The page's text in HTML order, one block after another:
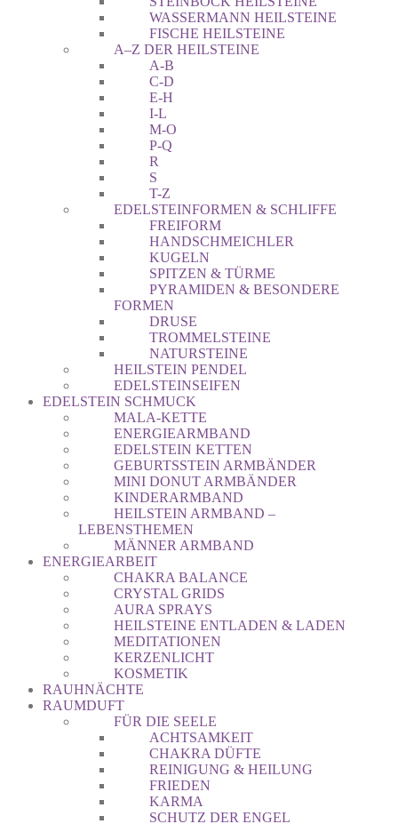
WASSERMANN HEILSTEINE
FISCHE HEILSTEINE
A–Z DER HEILSTEINE
A-B
C-D
E-H
I-L
M-O
P-Q
R
S
T-Z
EDELSTEINFORMEN & SCHLIFFE
FREIFORM
HANDSCHMEICHLER
KUGELN
SPITZEN & TÜRME
PYRAMIDEN & BESONDERE
FORMEN
DRUSE
TROMMELSTEINE
NATURSTEINE
HEILSTEIN PENDEL
EDELSTEINSEIFEN
EDELSTEIN SCHMUCK
MALA-KETTE
ENERGIEARMBAND
EDELSTEIN KETTEN
GEBURTSSTEIN ARMBÄNDER
MINI DONUT ARMBÄNDER
KINDERARMBAND
HEILSTEIN ARMBAND –
LEBENSTHEMEN
MÄNNER ARMBAND
ENERGIEARBEIT
CHAKRA BALANCE
CRYSTAL GRIDS
AURA SPRAYS
HEILSTEINE ENTLADEN & LADEN
MEDITATIONEN
KERZENLICHT
KOSMETIK
RAUHNÄCHTE
RAUMDUFT
FÜR DIE SEELE
ACHTSAMKEIT
CHAKRA DÜFTE
REINIGUNG & HEILUNG
FRIEDEN
KARMA
SCHUTZ DER ENGEL